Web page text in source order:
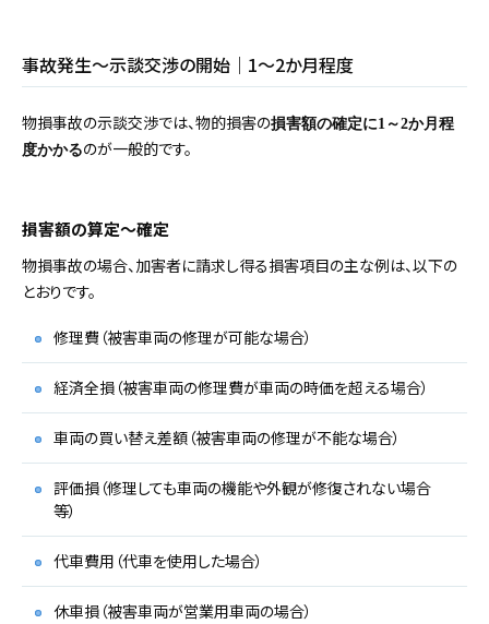
事故発生～示談交渉の開始｜1～2か月程度
物損事故の示談交渉では、物的損害の損害額の確定に1～2か月程
度かかるのが一般的です。
損害額の算定～確定
物損事故の場合、加害者に請求し得る損害項目の主な例は、以下の
とおりです。
修理費（被害車両の修理が可能な場合）
経済全損（被害車両の修理費が車両の時価を超える場合）
車両の買い替え差額（被害車両の修理が不能な場合）
評価損（修理しても車両の機能や外観が修復されない場合
等）
代車費用（代車を使用した場合）
休車損（被害車両が営業用車両の場合）